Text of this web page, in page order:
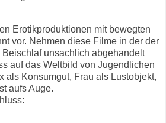
Erotikproduktionen mit bewegten
vor. Nehmen diese Filme in der der
unsachlich abgehandelt
auf das Weltbild von Jugendlichen
als Konsumgut, Frau als Lustobjekt,
aufs Auge.